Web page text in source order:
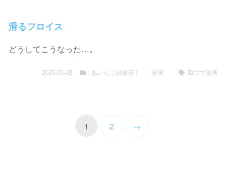
滑るフロイス
どうしてこうなった…。
2021-01-28 あいらぶ日曜日！ 漫画 四コマ漫画
1 2 →